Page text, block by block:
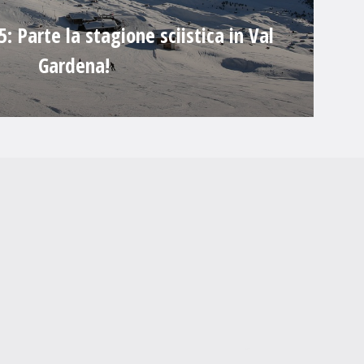
Parte la stagione sciistica in Val
Gardena!